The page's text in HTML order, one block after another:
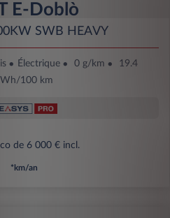
E-Doblò
SWB HEAVY
Électrique 0 g/km
19.4
100 km
de 6 000 € incl.
*km/an